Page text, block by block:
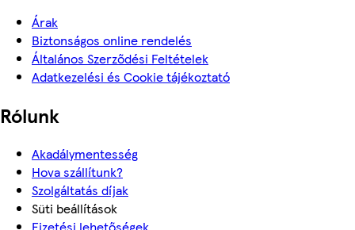
Árak
Biztonságos online rendelés
Általános Szerződési Feltételek
Adatkezelési és Cookie tájékoztató
Rólunk
Akadálymentesség
Hova szállítunk?
Szolgáltatás díjak
Süti beállítások
Fizetési lehetőségek